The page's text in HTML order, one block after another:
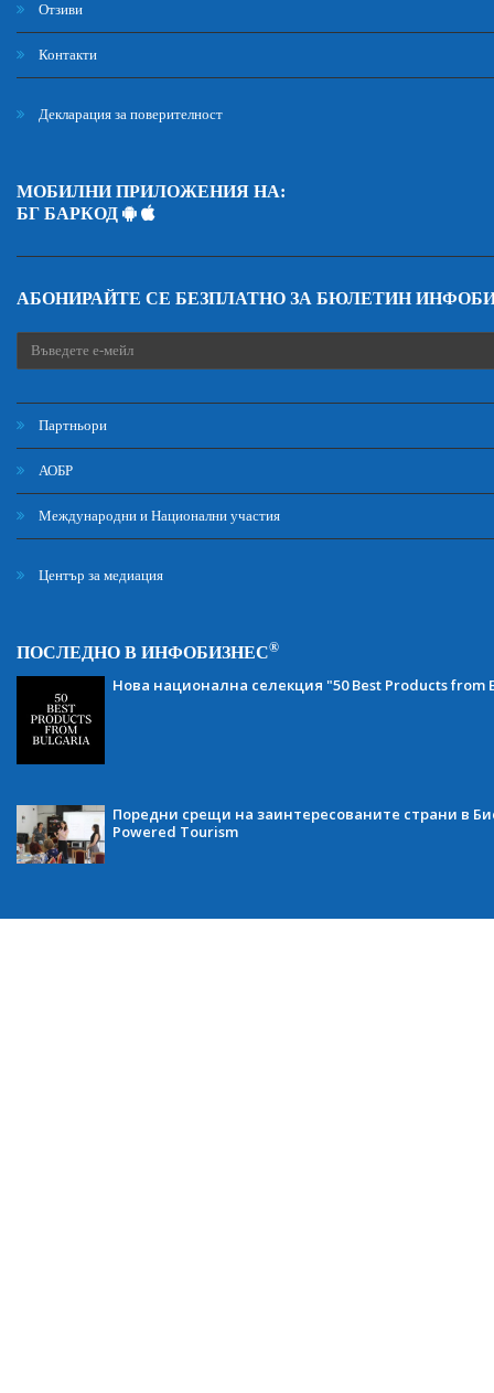
Отзиви
Контакти
Декларация за поверителност
МОБИЛНИ ПРИЛОЖЕНИЯ НА:
БГ БАРКОД
АБОНИРАЙТЕ СЕ БЕЗПЛАТНО ЗА БЮЛЕТИН
Партньори
АОБР
Международни и Национални участия
Център за медиация
ПОСЛЕДНО В ИНФОБИЗНЕС®
Нова национална селекция "50 Best Products from
Поредни срещи на заинтересованите страни в
Powered Tourism